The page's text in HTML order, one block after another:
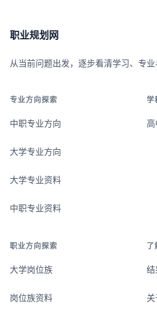
职业规划网
从当前问题出发，逐步看清学习、专
专业方向探索
中职专业方向
大学专业方向
大学专业资料
中职专业资料
学
高
职业方向探索
大学岗位族
岗位族资料
了
结